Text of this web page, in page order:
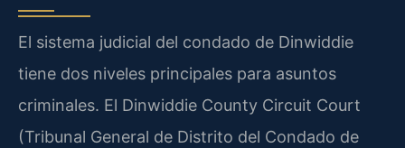
El sistema judicial del condado de Dinwiddie
tiene dos niveles principales para asuntos
criminales. El Dinwiddie County Circuit Court
(Tribunal General de Distrito del Condado de